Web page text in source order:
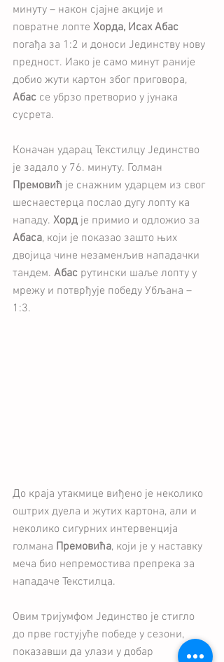
минуту – након сјајне акције и
повратне лопте Хорда, Исах Абас
погађа за 1:2 и доноси Јединству нову
предност. Иако је само минут раније
добио жути картон због приговора,
Абас се убрзо претворио у јунака
сусрета.
Коначан ударац Текстилцу Јединство
је задало у 76. минуту. Голман
Премовић је снажним ударцем из свог
шеснаестерца послао дугу лопту ка
нападу. Хорд је примио и одложио за
Абаса, који је показао зашто њих
двојица чине незаменљив нападачки
тандем. Абас рутински шаље лопту у
мрежу и потврђује победу Убљана –
1:3.
До краја утакмице виђено је неколико
оштрих дуела и жутих картона, али и
неколико сигурних интервенција
голмана Премовића, који је у наставку
меча био непремостива препрека за
нападаче Текстилца.
Овим тријумфом Јединство је стигло
до прве гостујуће победе у сезони,
показавши да улази у добар